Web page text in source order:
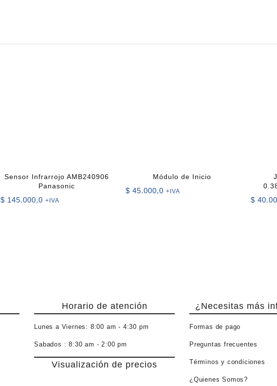
Sensor Infrarrojo AMB240906
Panasonic
$ 145.000,0 +IVA
Módulo de Inicio
$ 45.000,0 +IVA
$
Horario de atención
Lunes a Viernes: 8:00 am - 4:30 pm
Sabados :8:30 am - 2:00 pm
Visualización de precios
¿Necesitas más
Formas de pago
Preguntas frecuentes
Términos y condiciones
¿Quienes Somos?